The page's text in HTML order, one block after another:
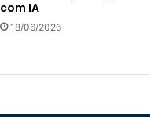
com IA
18/06/2026